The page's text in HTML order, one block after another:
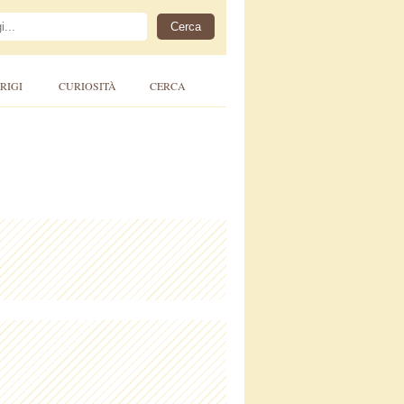
CURIOSITÀ CERCA